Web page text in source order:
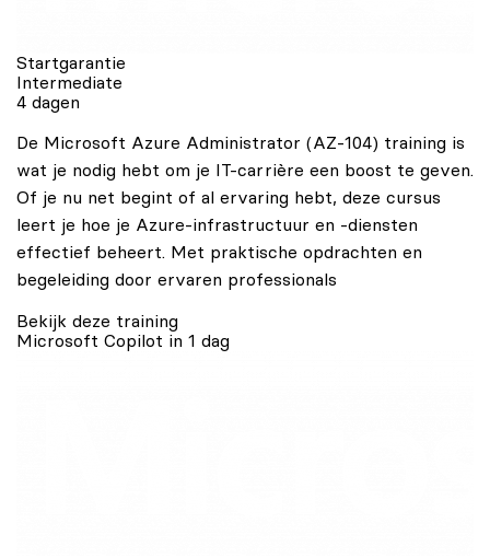
Startgarantie
Intermediate
4 dagen
De Microsoft Azure Administrator (AZ-104) training is
wat je nodig hebt om je IT-carrière een boost te geven.
Of je nu net begint of al ervaring hebt, deze cursus
leert je hoe je Azure-infrastructuur en -diensten
effectief beheert. Met praktische opdrachten en
begeleiding door ervaren professionals
Bekijk deze training
Microsoft Copilot in 1 dag